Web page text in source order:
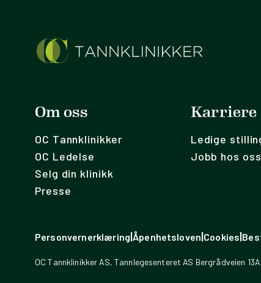
Om oss
OC Tannklinikker
OC Ledelse
Selg din klinikk
Presse
Karriere
Ledige
Jobb hos oss
Personvernerklæring|Åpenhetsloven|Cookies|
OC Tannklinikker AS, Tannlegesenteret AS Bergrådveien